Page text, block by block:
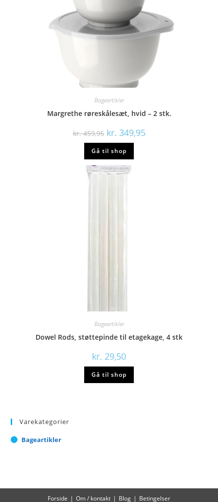
Bageartikler
Margrethe røreskålesæt, hvid – 2 stk.
kr.459,95 Den
oprindelige
pris
var:
kr. 459,95.
kr. 349,95Den
aktuelle
Gå til shop
Bageartikler
Dowel Rods, støttepinde til etagekage, 4 stk
kr. 29,50
Gå til shop
Varekategorier
Bageartikler
Forside Om / kontakt Blog Betingelser